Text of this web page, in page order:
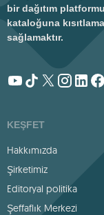
bir dağıtım
kataloğuna
sağlamaktır.
KEŞFET
Hakkımızda
Şirketimiz
Editoryal politika
Şeffaflık Merkezi